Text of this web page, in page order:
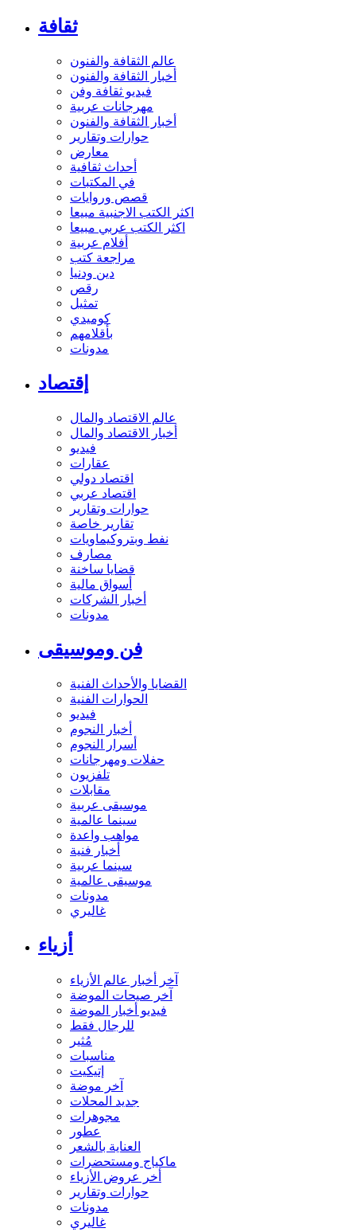
ثقافة
عالم الثقافة والفنون
أخبار الثقافة والفنون
فيديو ثقافة وفن
مهرجانات عربية
أخبار الثقافة والفنون
حوارات وتقارير
معارض
أحداث ثقافية
في المكتبات
قصص وروايات
اكثر الكتب الاجنبية مبيعا
اكثر الكتب عربي مبيعا
أفلام عربية
مراجعة كتب
دين ودنيا
رقص
تمثيل
كوميدي
بأقلامهم
مدونات
إقتصاد
عالم الاقتصاد والمال
أخبار الاقتصاد والمال
فيديو
عقارات
اقتصاد دولي
اقتصاد عربي
حوارات وتقارير
تقارير خاصة
نفط وبتروكيماويات
مصارف
قضايا ساخنة
أسواق مالية
أخبار الشركات
مدونات
فن وموسيقى
القضايا والأحداث الفنية
الحوارات الفنية
فيديو
أخبار النجوم
أسرار النجوم
حفلات ومهرجانات
تلفزيون
مقابلات
موسيقى عربية
سينما عالمية
مواهب واعدة
أخبار فنية
سينما عربية
موسيقى عالمية
مدونات
غاليري
أزياء
آخر أخبار عالم الأزياء
آخر صيحات الموضة
فيديو أخبار الموضة
للرجال فقط
مُثير
مناسبات
إتيكيت
آخر موضة
جديد المحلات
مجوهرات
عطور
العناية بالشعر
ماكياج ومستحضرات
أخر عروض الأزياء
حوارات وتقارير
مدونات
غاليري